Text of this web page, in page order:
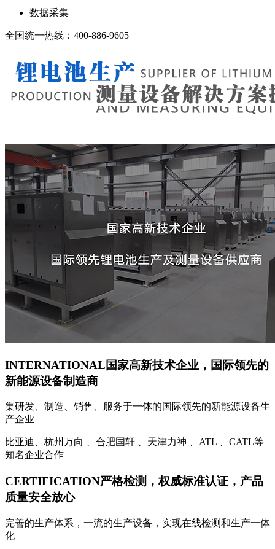
数据采集
全国统一热线：400-886-9605
INTERNATIONAL国家高新技术企业，国际领先的
新能源设备制造商
集研发、制造、销售、服务于一体的国际领先的新能源设备生
产企业
比亚迪、杭州万向 、合肥国轩 、天津力神 、ATL 、CATL等
知名企业合作
CERTIFICATION严格检测，权威标准认证，产品
质量安全放心
完善的生产体系，一流的生产设备，实现在线检测和生产一体
化